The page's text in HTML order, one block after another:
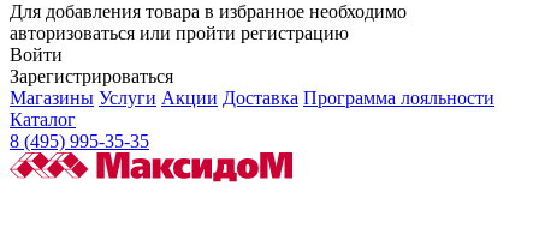
Для добавления товара в избранное необходимо
авторизоваться или пройти регистрацию
Войти
Зарегистрироваться
Магазины Услуги Акции Доставка Программа лояльности
Каталог
8 (495) 995-35-35